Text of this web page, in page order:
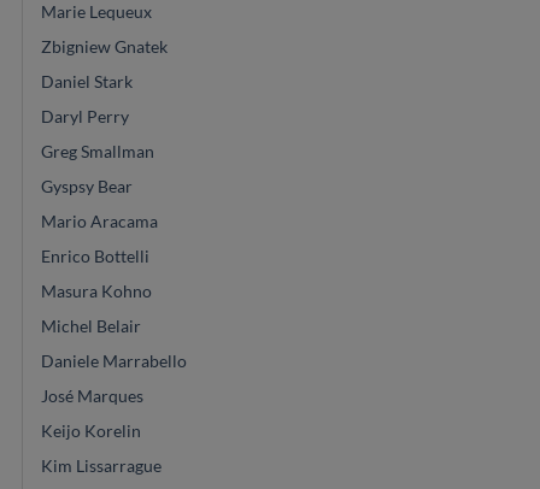
Marie Lequeux
Zbigniew Gnatek
Daniel Stark
Daryl Perry
Greg Smallman
Gyspsy Bear
Mario Aracama
Enrico Bottelli
Masura Kohno
Michel Belair
Daniele Marrabello
José Marques
Keijo Korelin
Kim Lissarrague